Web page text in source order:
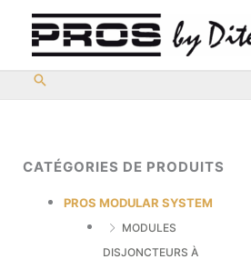
contenu
CATÉGORIES DE PRODUITS
PROS MODULAR SYSTEM
MODULES
DISJONCTEURS À